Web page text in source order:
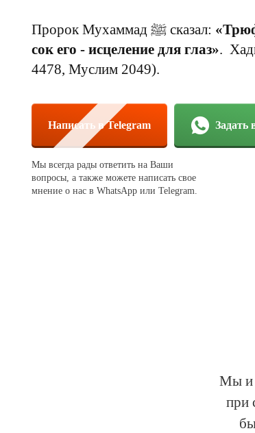
Пророк Мухаммад ﷺ сказал:
сок его - исцеление для глаз».
4478, Муслим 2049).
Написать в Telegram Задать
Мы всегда рады ответить на Ваши
вопросы, а также можете написать свое
мнение о нас в WhatsApp или Telegram.
Мы и
при